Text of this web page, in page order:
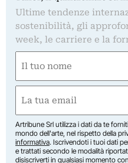
Ultime tendenze
sostenibilità, gli
week, le carriere e la
(Obbligatorio)
Nome
(Obbligatorio)
Artribune Srl utilizza i dati da te
mondo dell'arte, nel rispetto della
informativa. Iscrivendoti i tuoi dati
e trattati secondo le modalità
disiscriverti in qualsiasi momento